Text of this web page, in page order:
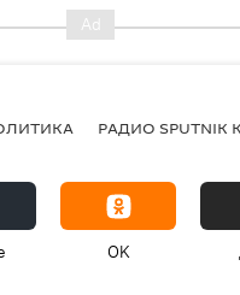
РАДИО SPUTNIK
OK